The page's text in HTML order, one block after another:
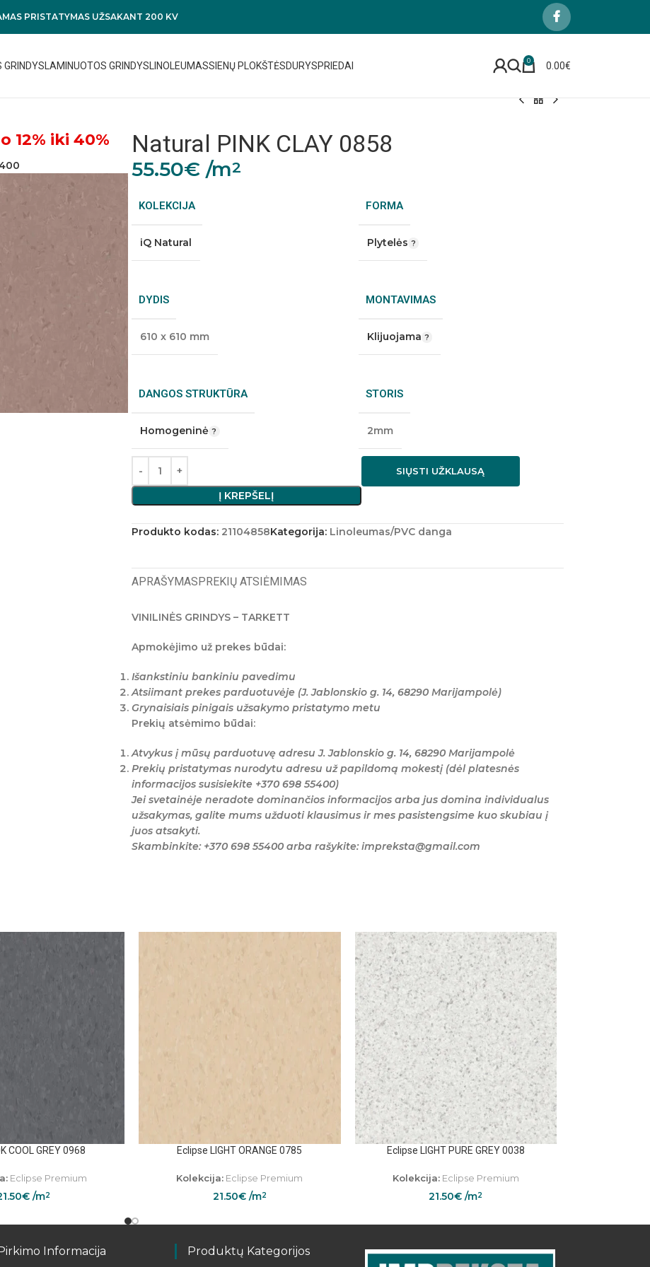
PRISTATYMAS UŽSAKANT 200 KV
GRINDYS LAMINUOTOS GRINDYS LINOLEUMASSIENŲ PLOKŠTĖSDURYSPRIEDAI 0 0.00€
12% iki 40% Natural PINK CLAY 0858
55.50€ /m2
KOLEKCIJA
iQ Natural
FORMA
Plytelės
DYDIS
610 x 610 mm
MONTAVIMAS
Klijuojama
DANGOS STRUKTŪRA
Homogeninė
STORIS
2mm
Į KREPŠELĮ
SIŲSTI UŽKLAUSĄ
Produkto kodas: 21104858Kategorija: Linoleumas/PVC danga
APRAŠYMASPREKIŲ ATSIĖMIMAS
VINILINĖS GRINDYS – TARKETT
Apmokėjimo už prekes būdai:
Išankstiniu bankiniu pavedimu
Atsiimant prekes parduotuvėje (J. Jablonskio g. 14, 68290 Marijampolė)
Grynaisiais pinigais užsakymo pristatymo metu
Prekių atsėmimo būdai:
Atvykus į mūsų parduotuvę adresu J. Jablonskio g. 14, 68290 Marijampolė
Prekių pristatymas nurodytu adresu už papildomą mokestį (dėl platesnės
informacijos susisiekite +370 698 55400)
Jei svetainėje neradote dominančios informacijos arba jus domina individualus
užsakymas, galite mums užduoti klausimus ir mes pasistengsime kuo skubiau į
juos atsakyti.
Skambinkite: +370 698 55400 arba rašykite: impreksta@gmail.com
COOL GREY 0968
Eclipse Premium
€ /m2
Eclipse LIGHT ORANGE 0785
Kolekcija: Eclipse Premium
21.50€/m2
Eclipse LIGHT PURE GREY 0038
Kolekcija:Eclipse Premium
21.50€ /m2
Informacija Produktų Kategorijos